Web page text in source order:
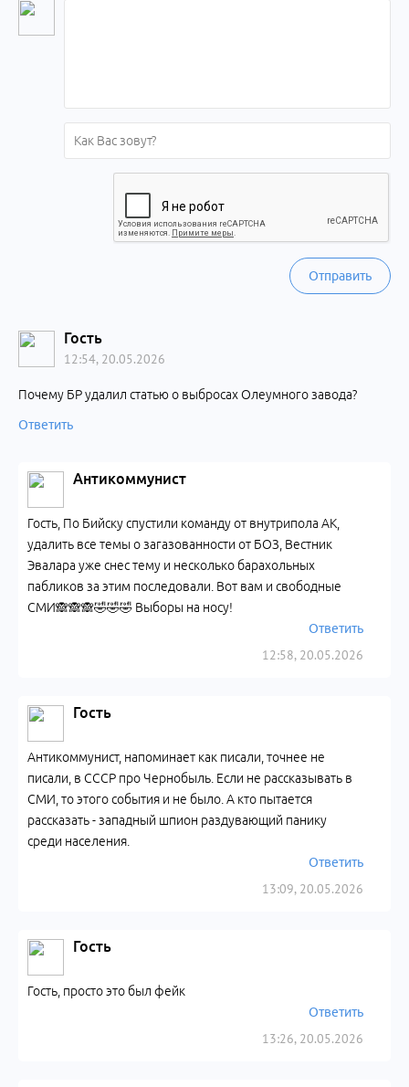
Отправить
Гость
12:54, 20.05.2026
Почему БР удалил статью о выбросах Олеумного завода?
Ответить
Антикоммунист
12:58, 20.05.2026
Гость, По Бийску спустили команду от внутрипола АК,
удалить все темы о загазованности от БОЗ, Вестник
Эвалара уже снес тему и несколько барахольных
пабликов за этим последовали. Вот вам и свободные
СМИ🙈🙈🙈🤣🤣🤣 Выборы на носу!
Ответить
Гость
13:09, 20.05.2026
Антикоммунист, напоминает как писали, точнее не
писали, в СССР про Чернобыль. Если не рассказывать в
СМИ, то этого события и не было. А кто пытается
рассказать - западный шпион раздувающий панику
среди населения.
Ответить
Гость
13:26, 20.05.2026
Гость, просто это был фейк
Ответить